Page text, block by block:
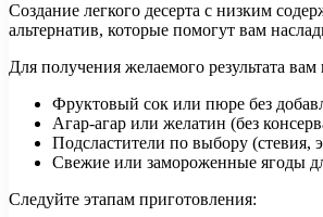
Создание легкого десерта с низким
альтернатив, которые помогут вам
Для получения желаемого результата вам
Фруктовый сок или пюре без
Агар-агар или желатин (без
Подсластители по выбору (стевия,
Свежие или замороженные ягоды
Следуйте этапам приготовления: